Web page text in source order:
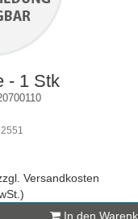
- 1 Stk
Versandkosten
In den